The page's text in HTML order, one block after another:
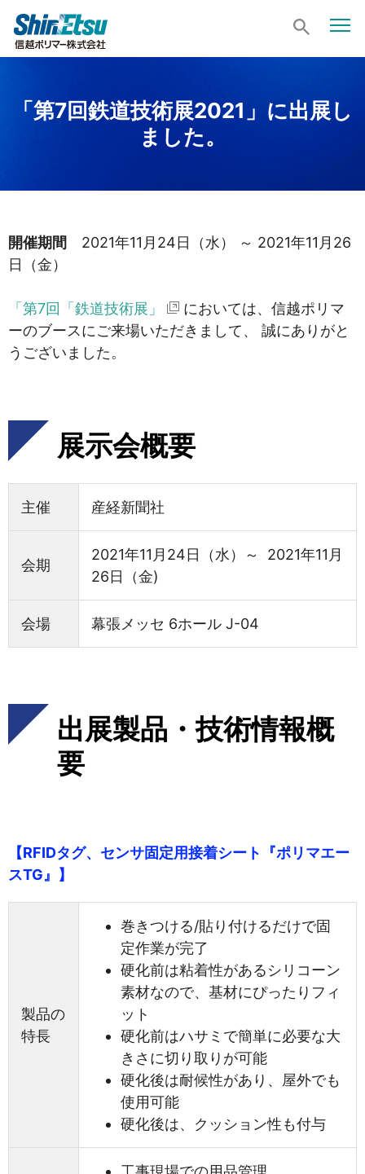
「第7回鉄道技術展2021」に出展し
ました。
開催期間 2021年11月24日（水） ～ 2021年11月26
日（金）
「第7回「鉄道技術展」
においては、信越ポリマ
ーのブースにご来場いただきまして、 誠にありがと
うございました。
展示会概要
主催 産経新聞社
会期
2021年11月24日（水）～ 2021年11月
26日（金)
会場 幕張メッセ 6ホール J-04
出展製品・技術情報概
要
【RFIDタグ、センサ固定用接着シート『ポリマエー
スTG』】
製品の
特長
巻きつける/貼り付けるだけで固
定作業が完了
硬化前は粘着性があるシリコーン
素材なので、基材にぴったりフィ
ット
硬化前はハサミで簡単に必要な大
きさに切り取りが可能
硬化後は耐候性があり、屋外でも
使用可能
硬化後は、クッション性も付与